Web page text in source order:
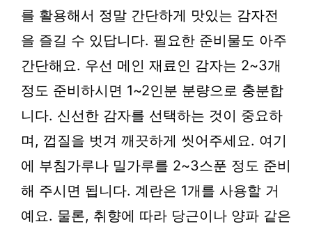
를 활용해서 정말 간단하게 맛있는 감자전
을 즐길 수 있답니다. 필요한 준비물도 아주
간단해요. 우선 메인 재료인 감자는 2~3개
정도 준비하시면 1~2인분 분량으로 충분합
니다. 신선한 감자를 선택하는 것이 중요하
며, 껍질을 벗겨 깨끗하게 씻어주세요. 여기
에 부침가루나 밀가루를 2~3스푼 정도 준비
해 주시면 됩니다. 계란은 1개를 사용할 거
예요. 물론, 취향에 따라 당근이나 양파 같은